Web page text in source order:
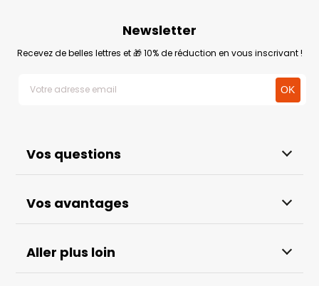
Vos questions
Vos avantages
Aller plus loin
Newsletter
Recevez de belles lettres et 🎁 10% de réduction en vous inscrivant !